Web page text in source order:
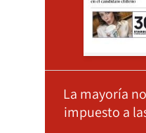
La mayoría
impuesto a